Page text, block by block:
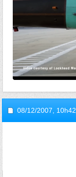
08/12/2007, 10h42